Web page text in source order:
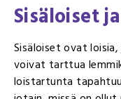
Sisäloiset
Sisäloiset ovat
voivat tarttua
loistartunta